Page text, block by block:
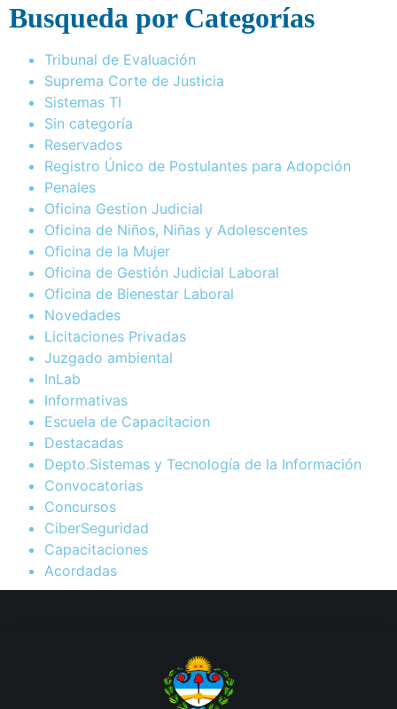
Busqueda por Categorías
Tribunal de Evaluación
Suprema Corte de Justicia
Sistemas TI
Sin categoría
Reservados
Registro Único de Postulantes para Adopción
Penales
Oficina Gestion Judicial
Oficina de Niños, Niñas y Adolescentes
Oficina de la Mujer
Oficina de Gestión Judicial Laboral
Oficina de Bienestar Laboral
Novedades
Licitaciones Privadas
Juzgado ambiental
InLab
Informativas
Escuela de Capacitacion
Destacadas
Depto.Sistemas y Tecnología de la Información
Convocatorias
Concursos
CiberSeguridad
Capacitaciones
Acordadas